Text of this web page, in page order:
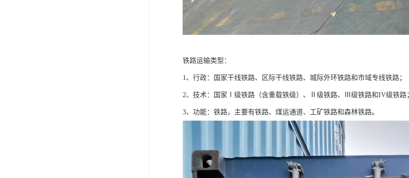
铁路运输类型：
1、行政：国家干线铁路、区际干线铁路、城际外环铁路和市域专线铁路；
2、技术：国家Ⅰ级铁路（含重载铁级）、Ⅱ级铁路、Ⅲ级铁路和IV级铁路
3、功能：铁路，主要有铁路、煤运通道、工矿铁路和森林铁路。